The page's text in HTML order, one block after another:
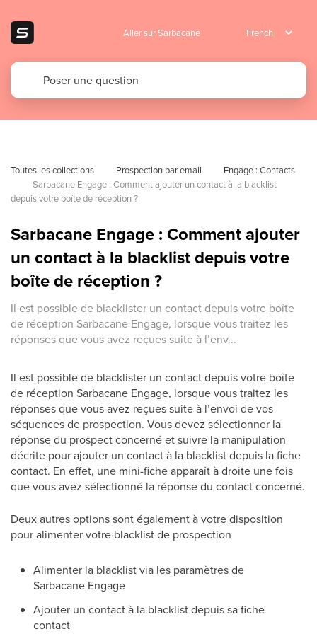
Aller sur Sarbacane
Toutes les collections Prospection par email
Engage : Contacts
Sarbacane Engage : Comment ajouter un contact à la blacklist
depuis votre boîte de réception ?
Sarbacane Engage : Comment ajouter
un contact à la blacklist depuis votre
boîte de réception ?
Il est possible de blacklister un contact depuis votre boîte
de réception Sarbacane Engage, lorsque vous traitez les
réponses que vous avez reçues suite à l’env...
Il est possible de blacklister un contact depuis votre boîte
de réception Sarbacane Engage, lorsque vous traitez les
réponses que vous avez reçues suite à l’envoi de vos
séquences de prospection. Vous devez sélectionner la
réponse du prospect concerné et suivre la manipulation
décrite pour ajouter un contact à la blacklist depuis la fiche
contact. En effet, une mini-fiche apparaît à droite une fois
que vous avez sélectionné la réponse du contact concerné.
Deux autres options sont également à votre disposition
pour alimenter votre blacklist de prospection
Alimenter la blacklist via les paramètres de
Sarbacane Engage
Ajouter un contact à la blacklist depuis sa fiche
contact